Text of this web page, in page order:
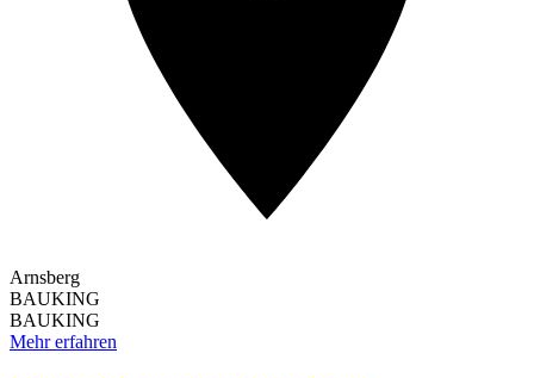
Arnsberg
BAUKING
BAUKING
Mehr erfahren